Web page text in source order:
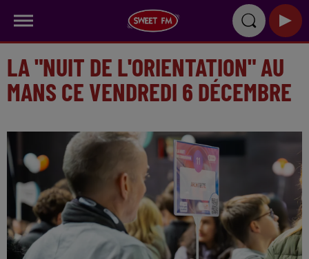
LA "NUIT DE L'ORIENTATION" AU
MANS CE VENDREDI 6 DÉCEMBRE